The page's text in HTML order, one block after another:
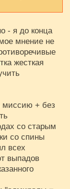
- я до конца
мнение не
жесткая
миссию + без
со старым
со спины
всех
выпадов